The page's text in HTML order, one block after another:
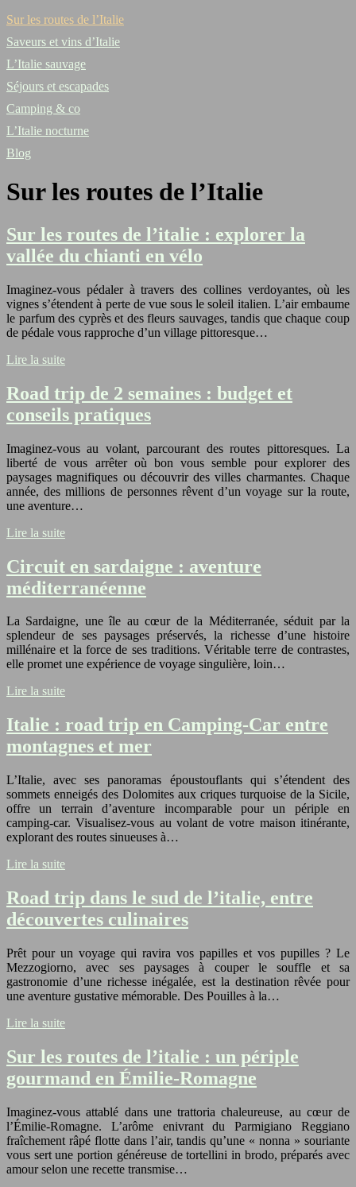
Sur les routes de l’Italie
Saveurs et vins d’Italie
L’Italie sauvage
Séjours et escapades
Camping & co
L’Italie nocturne
Blog
Sur les routes de l’Italie
Sur les routes de l’italie : explorer la
vallée du chianti en vélo
Imaginez-vous pédaler à travers des collines verdoyantes, où les
vignes s’étendent à perte de vue sous le soleil italien. L’air embaume
le parfum des cyprès et des fleurs sauvages, tandis que chaque coup
de pédale vous rapproche d’un village pittoresque…
Lire la suite
Road trip de 2 semaines : budget et
conseils pratiques
Imaginez-vous au volant, parcourant des routes pittoresques. La
liberté de vous arrêter où bon vous semble pour explorer des
paysages magnifiques ou découvrir des villes charmantes. Chaque
année, des millions de personnes rêvent d’un voyage sur la route,
une aventure…
Lire la suite
Circuit en sardaigne : aventure
méditerranéenne
La Sardaigne, une île au cœur de la Méditerranée, séduit par la
splendeur de ses paysages préservés, la richesse d’une histoire
millénaire et la force de ses traditions. Véritable terre de contrastes,
elle promet une expérience de voyage singulière, loin…
Lire la suite
Italie : road trip en Camping-Car entre
montagnes et mer
L’Italie, avec ses panoramas époustouflants qui s’étendent des
sommets enneigés des Dolomites aux criques turquoise de la Sicile,
offre un terrain d’aventure incomparable pour un périple en
camping-car. Visualisez-vous au volant de votre maison itinérante,
explorant des routes sinueuses à…
Lire la suite
Road trip dans le sud de l’italie, entre
découvertes culinaires
Prêt pour un voyage qui ravira vos papilles et vos pupilles ? Le
Mezzogiorno, avec ses paysages à couper le souffle et sa
gastronomie d’une richesse inégalée, est la destination rêvée pour
une aventure gustative mémorable. Des Pouilles à la…
Lire la suite
Sur les routes de l’italie : un périple
gourmand en Émilie-Romagne
Imaginez-vous attablé dans une trattoria chaleureuse, au cœur de
l’Émilie-Romagne. L’arôme enivrant du Parmigiano Reggiano
fraîchement râpé flotte dans l’air, tandis qu’une « nonna » souriante
vous sert une portion généreuse de tortellini in brodo, préparés avec
amour selon une recette transmise…